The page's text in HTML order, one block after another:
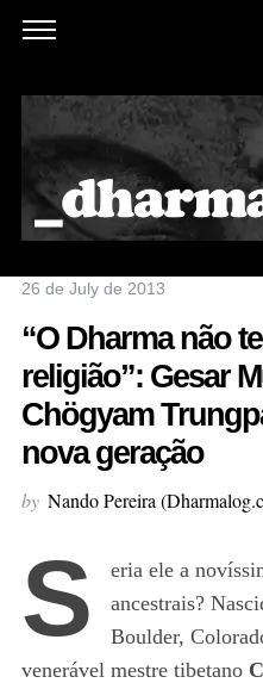
26 de July de 2013
“O Dharma não
religião”: Gesar
Chögyam
nova geração
by Nando Pereira
S
eria ele a
ancestrais?
Boulder,
venerável mestre tibetano